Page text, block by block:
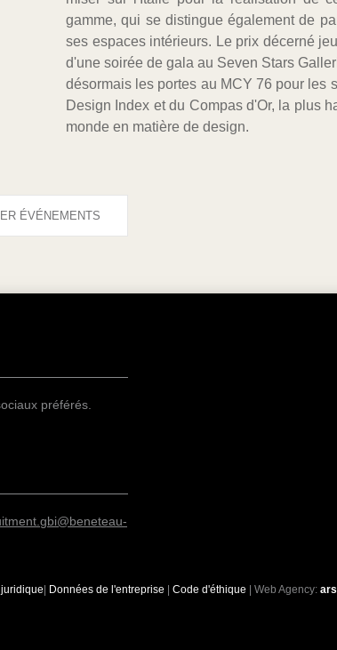
monde en matière de design.
ÉVÉNEMENTS
préférés.
Données de l'entreprise Code d'éthique | Web Agency: ars